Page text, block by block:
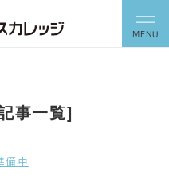
MENU
事一覧]
備中